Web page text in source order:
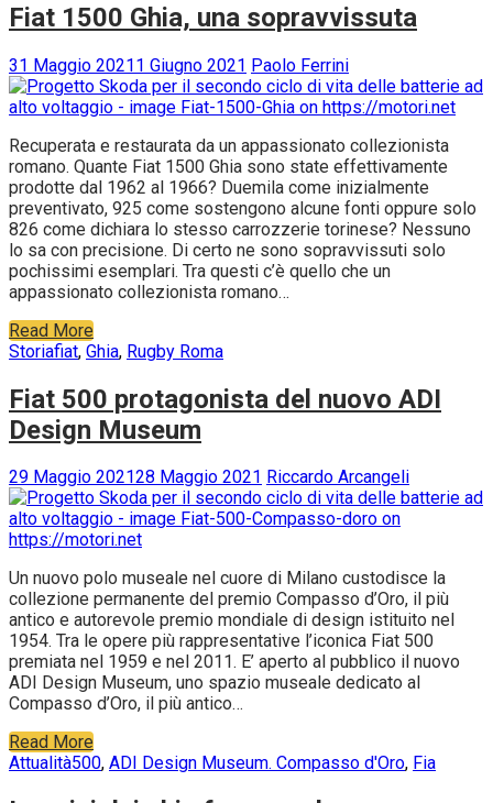
Fiat 1500 Ghia, una sopravvissuta
31 Maggio 20211 Giugno 2021 Paolo Ferrini
Recuperata e restaurata da un appassionato collezionista
romano. Quante Fiat 1500 Ghia sono state effettivamente
prodotte dal 1962 al 1966? Duemila come inizialmente
preventivato, 925 come sostengono alcune fonti oppure solo
826 come dichiara lo stesso carrozzerie torinese? Nessuno
lo sa con precisione. Di certo ne sono sopravvissuti solo
pochissimi esemplari. Tra questi c’è quello che un
appassionato collezionista romano…
Read More
Storiafiat, Ghia, Rugby Roma
Fiat 500 protagonista del nuovo ADI
Design Museum
29 Maggio 202128 Maggio 2021 Riccardo Arcangeli
Un nuovo polo museale nel cuore di Milano custodisce la
collezione permanente del premio Compasso d’Oro, il più
antico e autorevole premio mondiale di design istituito nel
1954. Tra le opere più rappresentative l’iconica Fiat 500
premiata nel 1959 e nel 2011. E’ aperto al pubblico il nuovo
ADI Design Museum, uno spazio museale dedicato al
Compasso d’Oro, il più antico…
Read More
Attualità500, ADI Design Museum. Compasso d'Oro, Fia